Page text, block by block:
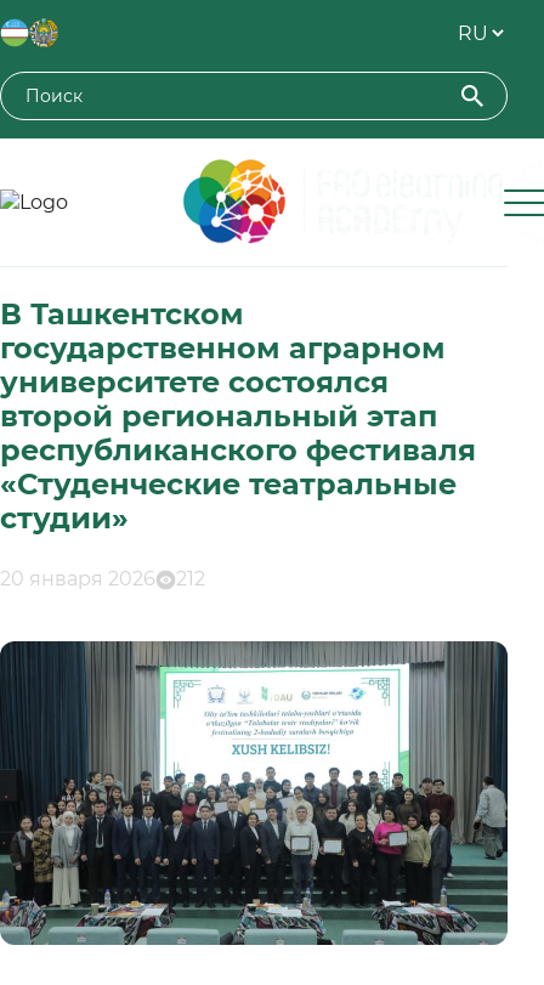
Toshkent davlat agrar universiteti
В Ташкентском
государственном аграрном
университете состоялся
второй региональный этап
республиканского фестиваля
«Студенческие театральные
студии»
20 января 2026 212